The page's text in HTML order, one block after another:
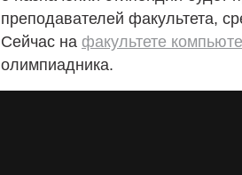
преподавателей факультета,
Сейчас на факультете
олимпиадника.